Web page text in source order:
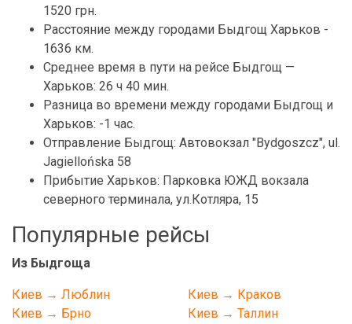
1520 грн.
Расстояние между городами Быдгощ Харьков -
1636 км.
Среднее время в пути на рейсе Быдгощ —
Харьков: 26 ч 40 мин.
Разница во времени между городами Быдгощ и
Харьков: -1 час.
Отправление Быдгощ: Автовокзал "Bydgoszcz", ul.
Jagiellońska 58
Прибытие Харьков: Парковка ЮЖД вокзала
северного терминала, ул.Котляра, 15
Популярные рейсы
Из Быдгоща
Киев → Люблин
Киев → Брно
Киев → Краков
Киев → Таллин